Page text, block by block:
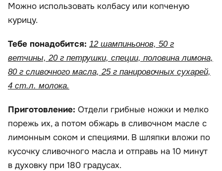
Можно использовать колбасу или копченую
курицу.
Тебе понадобится: 12 шампиньонов, 50 г
ветчины, 20 г петрушки, специи, половина лимона,
80 г сливочного масла, 25 г панировочных сухарей,
4 ст.л. молока.
Приготовление: Отдели грибные ножки и мелко
порежь их, а потом обжарь в сливочном масле с
лимонным соком и специями. В шляпки вложи по
кусочку сливочного масла и отправь на 10 минут
в духовку при 180 градусах.